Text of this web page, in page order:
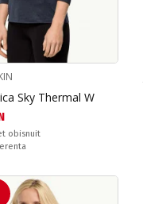
Sky Thermal W
obisnuit